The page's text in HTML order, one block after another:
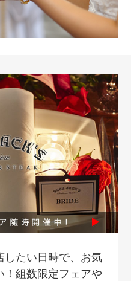
したい日時で、お気
！組数限定フェアや